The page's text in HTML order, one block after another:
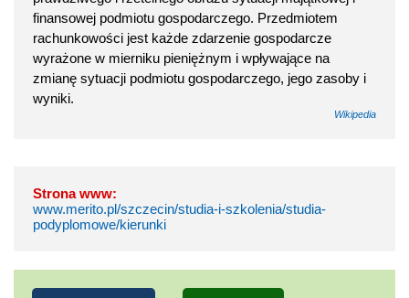
finansowej podmiotu gospodarczego. Przedmiotem
rachunkowości jest każde zdarzenie gospodarcze
wyrażone w mierniku pieniężnym i wpływające na
zmianę sytuacji podmiotu gospodarczego, jego zasoby i
wyniki.
Wikipedia
Strona www:
www.merito.pl/szczecin/studia-i-szkolenia/studia-
podyplomowe/kierunki